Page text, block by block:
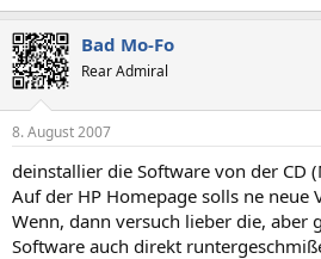
Bad Mo-Fo
Rear Admiral
8. August 2007
deinstallier die Software von der CD
Auf der HP Homepage solls ne neue
Wenn, dann versuch lieber die, aber
Software auch direkt